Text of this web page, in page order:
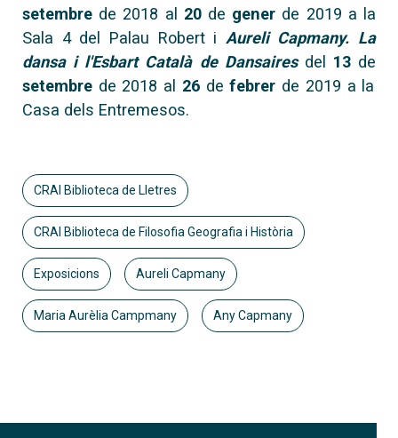
setembre de 2018 al 20 de gener de 2019 a la
Sala 4 del Palau Robert i Aureli Capmany. La
dansa i l'Esbart Català de Dansaires del 13 de
setembre de 2018 al 26 de febrer de 2019 a la
Casa dels Entremesos.
CRAI Biblioteca de Lletres
CRAI Biblioteca de Filosofia Geografia i Història
Exposicions Aureli Capmany
Maria Aurèlia Campmany Any Capmany